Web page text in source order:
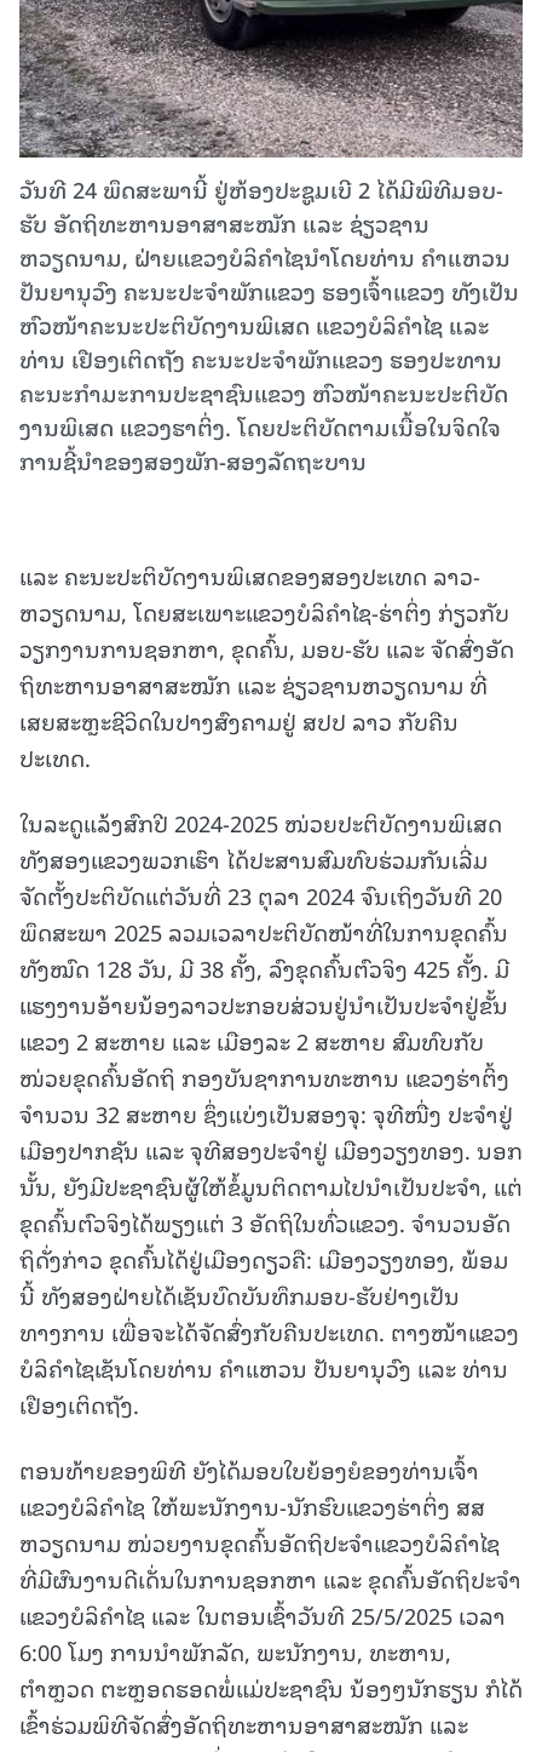
ວັນທີ 24 ພຶດສະພານີ້ ຢູ່ຫ້ອງປະຊູມເບີ 2 ໄດ້ມີພິທີມອບ-
ຮັບ ອັດຖິທະຫານອາສາສະໝັກ ແລະ ຊ່ຽວຊານ
ຫວຽດນາມ, ຝ່າຍແຂວງບໍລິຄຳໄຊນຳໂດຍທ່ານ ຄຳແຫວນ
ປັນຍານຸວົງ ຄະນະປະຈຳພັກແຂວງ ຮອງເຈົ້າແຂວງ ທັງເປັນ
ຫົວໜ້າຄະນະປະຕິບັດງານພິເສດ ແຂວງບໍລິຄຳໄຊ ແລະ
ທ່ານ ເຢືອງເຕິດຖັງ ຄະນະປະຈຳພັກແຂວງ ຮອງປະທານ
ຄະນະກຳມະການປະຊາຊົນແຂວງ ຫົວໜ້າຄະນະປະຕິບັດ
ງານພິເສດ ແຂວງຮາຕິ່ງ. ໂດຍປະຕິບັດຕາມເນື້ອໃນຈິດໃຈ
ການຊີ້ນຳຂອງສອງພັກ-ສອງລັດຖະບານ
ແລະ ຄະນະປະຕິບັດງານພິເສດຂອງສອງປະເທດ ລາວ-
ຫວຽດນາມ, ໂດຍສະເພາະແຂວງບໍລິຄຳໄຊ-ຮ່າຕິ່ງ ກ່ຽວກັບ
ວຽກງານການຊອກຫາ, ຂຸດຄົ້ນ, ມອບ-ຮັບ ແລະ ຈັດສົ່ງອັດ
ຖິທະຫານອາສາສະໝັກ ແລະ ຊ່ຽວຊານຫວຽດນາມ ທີ່
ເສຍສະຫຼະຊີວິດໃນປາງສົງຄາມຢູ່ ສປປ ລາວ ກັບຄືນ
ປະເທດ.
ໃນລະດູແລ້ງສົກປີ 2024-2025 ໜ່ວຍປະຕິບັດງານພິເສດ
ທັງສອງແຂວງພວກເຮົາ ໄດ້ປະສານສົມທົບຮ່ວມກັນເລີ່ມ
ຈັດຕັ້ງປະຕິບັດແຕ່ວັນທີ່ 23 ຕຸລາ 2024 ຈົນເຖິງວັນທີ 20
ພຶດສະພາ 2025 ລວມເວລາປະຕິບັດໜ້າທີ່ໃນການຂຸດຄົ້ນ
ທັງໝົດ 128 ວັນ, ມີ 38 ຄັ້ງ, ລົງຂຸດຄົ້ນຕົວຈິງ 425 ຄັ້ງ. ມີ
ແຮງງານອ້າຍນ້ອງລາວປະກອບສ່ວນຢູ່ນໍາເປັນປະຈໍາຢູ່ຂັ້ນ
ແຂວງ 2 ສະຫາຍ ແລະ ເມືອງລະ 2 ສະຫາຍ ສົມທົບກັບ
ໜ່ວຍຂຸດຄົ້ນອັດຖິ ກອງບັນຊາການທະຫານ ແຂວງຮ່າຕິ້ງ
ຈໍານວນ 32 ສະຫາຍ ຊຶ່ງແບ່ງເປັນສອງຈຸ: ຈຸທີໜື່ງ ປະຈໍາຢູ່
ເມືອງປາກຊັນ ແລະ ຈຸທີສອງປະຈໍາຢູ່ ເມືອງວຽງທອງ. ນອກ
ນັ້ນ, ຍັງມີປະຊາຊົນຜູ້ໃຫ້ຂໍ້ມູນຕິດຕາມໄປນຳເປັນປະຈຳ, ແຕ່
ຂຸດຄົ້ນຕົວຈິງໄດ້ພຽງແຕ່ 3 ອັດຖິໃນທົ່ວແຂວງ. ຈໍານວນອັດ
ຖິດັ່ງກ່າວ ຂຸດຄົ້ນໄດ້ຢູ່ເມືອງດຽວຄື: ເມືອງວຽງທອງ, ພ້ອມ
ນີ້ ທັງສອງຝ່າຍໄດ້ເຊັນບົດບັນທຶກມອບ-ຮັບຢ່າງເປັນ
ທາງການ ເພື່ອຈະໄດ້ຈັດສົ່ງກັບຄືນປະເທດ. ຕາງໜ້າແຂວງ
ບໍລິຄຳໄຊເຊັນໂດຍທ່ານ ຄຳແຫວນ ປັນຍານຸວົງ ແລະ ທ່ານ
ເຢືອງເຕິດຖັງ.
ຕອນທ້າຍຂອງພິທີ ຍັງໄດ້ມອບໃບຍ້ອງຍໍຂອງທ່ານເຈົ້າ
ແຂວງບໍລິຄຳໄຊ ໃຫ້ພະນັກງານ-ນັກຮົບແຂວງຮ່າຕິ່ງ ສສ
ຫວຽດນາມ ໜ່ວຍງານຂຸດຄົ້ນອັດຖິປະຈຳແຂວງບໍລິຄຳໄຊ
ທີ່ມີຜົນງານດີເດັ່ນໃນການຊອກຫາ ແລະ ຂຸດຄົ້ນອັດຖິປະຈຳ
ແຂວງບໍລິຄຳໄຊ ແລະ ໃນຕອນເຊົ້າວັນທີ 25/5/2025 ເວລາ
6:00 ໂມງ ການນຳພັກລັດ, ພະນັກງານ, ທະຫານ,
ຕຳຫຼວດ ຕະຫຼອດຮອດພໍ່ແມ່ປະຊາຊົນ ນ້ອງໆນັກຮຽນ ກໍໄດ້
ເຂົ້າຮ່ວມພິທີຈັດສົ່ງອັດຖິທະຫານອາສາສະໝັກ ແລະ